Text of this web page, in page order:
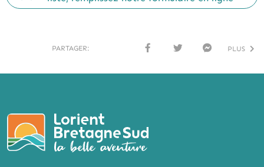
PARTAGER:
BOO
TTER
ENG
PLUS